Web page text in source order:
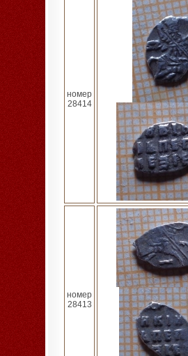
номер
28414
номер
28413